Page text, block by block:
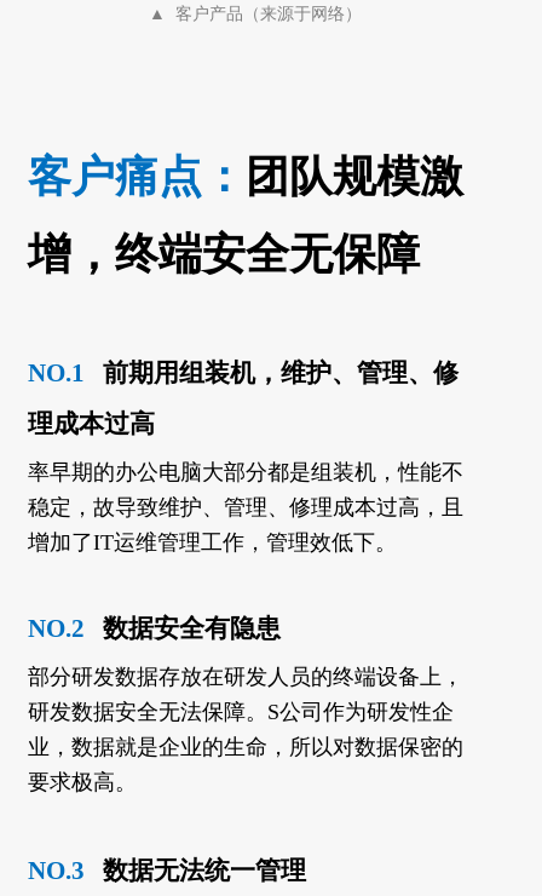
▲ 客户产品（来源于网络）
客户痛点： 团队规模激
增，终端安全无保障
NO.1
前期用组装机，维护、管理、修
理成本过高
率早期的办公电脑大部分都是组装机，性能不
稳定，故导致维护、管理、修理成本过高，且
增加了IT运维管理工作，管理效低下。
NO.2 数据安全有隐患
部分研发数据存放在研发人员的终端设备上，
研发数据安全无法保障。S公司作为研发性企
业，数据就是企业的生命，所以对数据保密的
要求极高。
NO.3 数据无法统一管理